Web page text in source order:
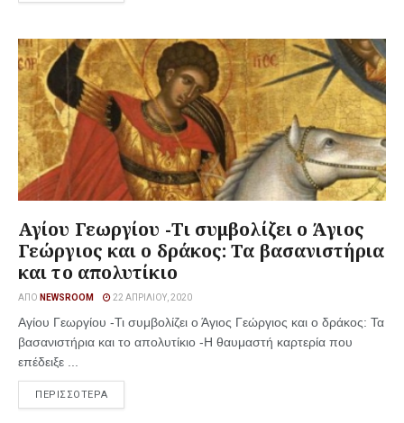
Αγίου Γεωργίου -Τι συμβολίζει ο Άγιος
Γεώργιος και ο δράκος: Τα βασανιστήρια
και το απολυτίκιο
ΑΠΌ NEWSROOM 22 ΑΠΡΙΛΊΟΥ, 2020
Αγίου Γεωργίου -Τι συμβολίζει ο Άγιος Γεώργιος και ο δράκος: Τα
βασανιστήρια και το απολυτίκιο -Η θαυμαστή καρτερία που
επέδειξε ...
ΠΕΡΙΣΣΟΤΕΡΑ